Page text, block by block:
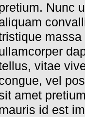
Nunc
vitae
vel
amet
id est